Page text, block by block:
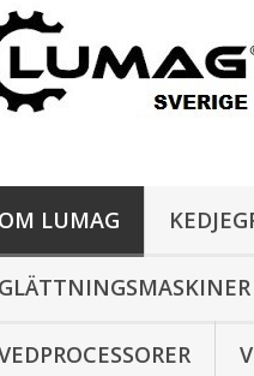
OM LUMAG
GLÄTTNINGSMASKINER